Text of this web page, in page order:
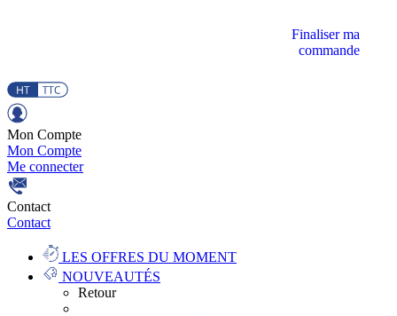
Finaliser ma
commande
Mon Compte
Mon Compte
Me connecter
Contact
Contact
LES OFFRES DU MOMENT
NOUVEAUTÉS
Retour